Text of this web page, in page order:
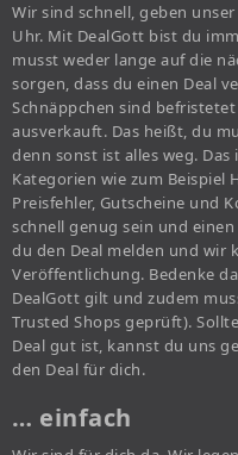
Wir sind schnell, geben
Uhr. Mit DealGott bist du
musst weder lange auf die
sorgen, dass du einen Deal
Schnäppchen sind
ausverkauft. Das heißt, du
denn sonst ist alles weg.
Kategorien wie zum Beispiel
Preisfehler, Gutscheine und
schnell genug sein und
du den Deal melden und wir
Veröffentlichung. Bedenke
DealGott gilt und zudem
Trusted Shops geprüft).
Deal gut ist, kannst du uns
den Deal für dich.
… einfach